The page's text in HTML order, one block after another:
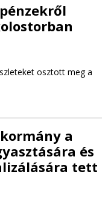
osztott meg a
a
és
tett